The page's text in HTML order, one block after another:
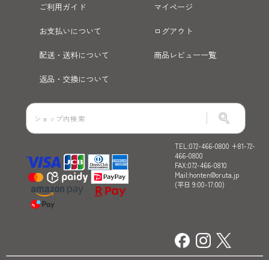
ご利用ガイド
マイページ
お支払いについて
ログアウト
配送・送料について
商品レビュー一覧
返品・交換について
TEL:072-466-0800 +81-72-
466-0800
FAX:072-466-0810
Mail:honten@oruta.jp
(平日 9:00-17:00)